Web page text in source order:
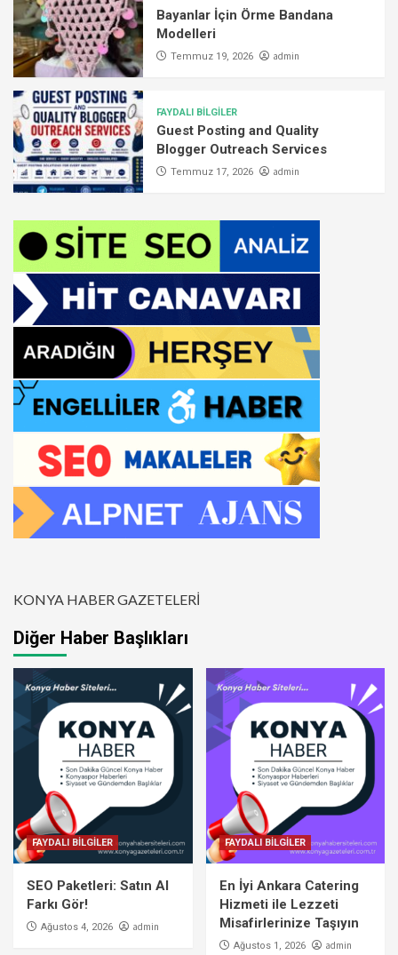
Bayanlar İçin Örme Bandana
Modelleri
Temmuz 19, 2026 admin
FAYDALI BİLGİLER
Guest Posting and Quality
Blogger Outreach Services
Temmuz 17, 2026 admin
KONYA HABER GAZETELERİ
Diğer Haber Başlıkları
FAYDALI BİLGİLER
SEO Paketleri: Satın Al
Farkı Gör!
Ağustos 4, 2026 admin
FAYDALI BİLGİLER
En İyi Ankara Catering
Hizmeti ile Lezzeti
Misafirlerinize Taşıyın
Ağustos 1, 2026 admin